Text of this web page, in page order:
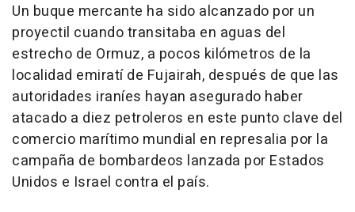
Un buque mercante ha sido alcanzado por un
proyectil cuando transitaba en aguas del
estrecho de Ormuz, a pocos kilómetros de la
localidad emiratí de Fujairah, después de que las
autoridades iraníes hayan asegurado haber
atacado a diez petroleros en este punto clave del
comercio marítimo mundial en represalia por la
campaña de bombardeos lanzada por Estados
Unidos e Israel contra el país.